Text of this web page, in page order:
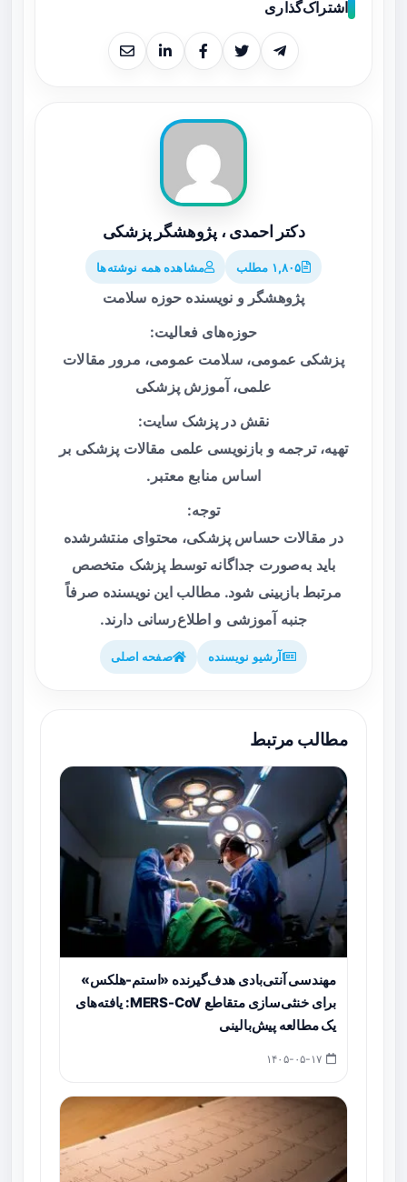
اشتراک‌گذاری
دکتر احمدی ، پژوهشگر پزشکی
۱,۸۰۵ مطلب مشاهده همه نوشته‌ها
پژوهشگر و نویسنده حوزه سلامت
حوزه‌های فعالیت:
پزشکی عمومی، سلامت عمومی، مرور مقالات
علمی، آموزش پزشکی
نقش در پزشک سایت:
تهیه، ترجمه و بازنویسی علمی مقالات پزشکی بر
اساس منابع معتبر.
توجه:
در مقالات حساس پزشکی، محتوای منتشرشده
باید به‌صورت جداگانه توسط پزشک متخصص
مرتبط بازبینی شود. مطالب این نویسنده صرفاً
جنبه آموزشی و اطلاع‌رسانی دارند.
آرشیو نویسنده صفحه اصلی
مطالب مرتبط
مهندسی آنتی‌بادی هدف‌گیرنده «استم-هلکس»
برای خنثی‌سازی متقاطع MERS-CoV: یافته‌های
یک مطالعه پیش‌بالینی